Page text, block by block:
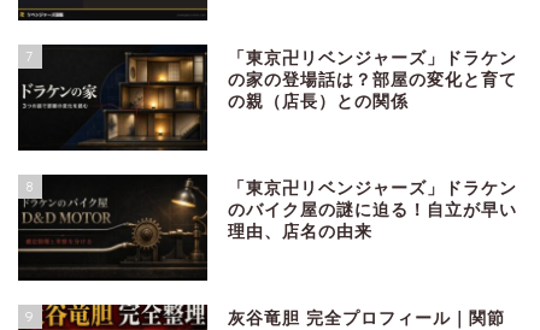
7
「東京卍リベンジャーズ」ドラケン
の家の登場話は？部屋の変化と育て
の親（店長）との関係
8
「東京卍リベンジャーズ」ドラケン
のバイク屋の謎に迫る！自立が早い
理由、店名の由来
9
灰谷竜胆 完全プロフィール｜関節